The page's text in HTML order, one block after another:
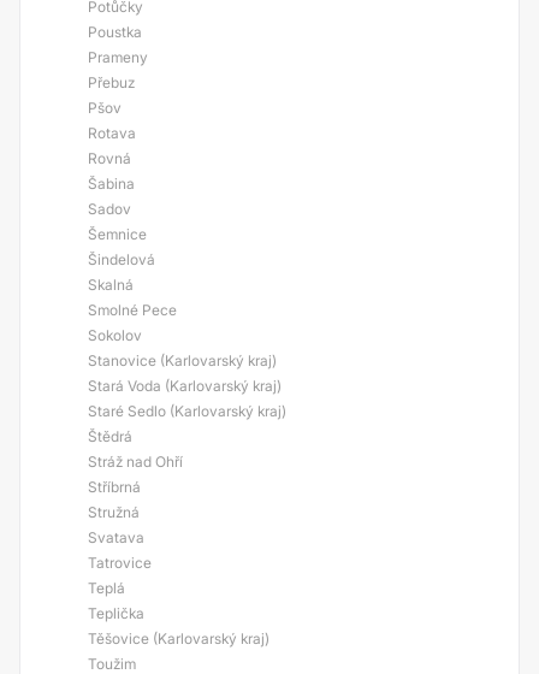
Potůčky
Poustka
Prameny
Přebuz
Pšov
Rotava
Rovná
Šabina
Sadov
Šemnice
Šindelová
Skalná
Smolné Pece
Sokolov
Stanovice (Karlovarský kraj)
Stará Voda (Karlovarský kraj)
Staré Sedlo (Karlovarský kraj)
Štědrá
Stráž nad Ohří
Stříbrná
Stružná
Svatava
Tatrovice
Teplá
Teplička
Těšovice (Karlovarský kraj)
Toužim